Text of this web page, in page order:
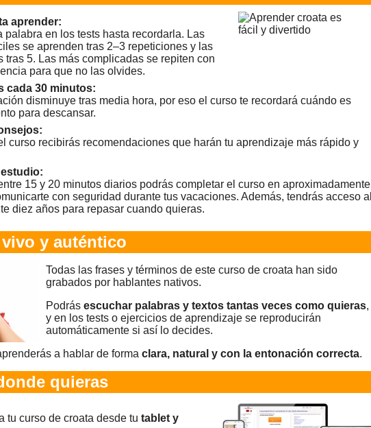
aprender:
palabra en los tests hasta recordarla. Las
se aprenden tras 2–3 repeticiones y las
tras 5. Las más complicadas se repiten con
para que no las olvides.
cada 30 minutos:
disminuye tras media hora, por eso el curso te recordará cuándo es
para descansar.
curso recibirás recomendaciones que harán tu aprendizaje más rápido y
15 y 20 minutos diarios podrás completar el curso en aproximadamente
con seguridad durante tus vacaciones. Además, tendrás acceso al
diez años para repasar cuando quieras.
y auténtico
Todas las frases y términos de este curso de croata han sido
grabados por hablantes nativos.
Podrás escuchar palabras y textos tantas veces como quieras,
y en los tests o ejercicios de aprendizaje se reproducirán
automáticamente si así lo decides.
a hablar de forma clara, natural y con la entonación correcta.
quieras
tu curso de croata desde tu tablet y